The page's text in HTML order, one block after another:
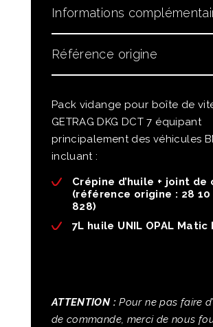
Informations
Référence origine
Pack vidange pour boîte de
GETRAG DKG DCT 7 équipant
principalement des véhicules
incluant :
Crépine d’huile + joint de
(référence origine : 28 10
828)
7L huile UNIL OPAL Matic
ATTENTION :Pour ne pas faire
de commande, merci de nous